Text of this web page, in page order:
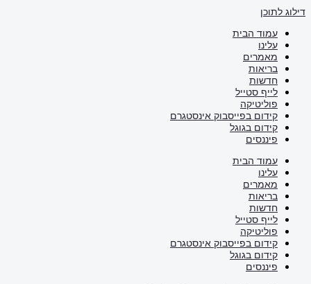
דילוג לתוכן
עמוד הבית
עלינו
מאמרים
בריאות
חדשות
לייף סטייל
פוליטיקה
קידום בפייסבוק אינסטגרם
קידום בגוגל
פיננסים
עמוד הבית
עלינו
מאמרים
בריאות
חדשות
לייף סטייל
פוליטיקה
קידום בפייסבוק אינסטגרם
קידום בגוגל
פיננסים